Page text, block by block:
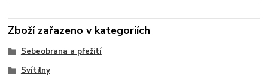
Zboží zařazeno v kategoriích
Sebeobrana a přežití
Svítilny